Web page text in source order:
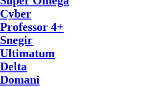
Cyber
Professor 4+
Snegir
Ultimatum
Delta
Domani